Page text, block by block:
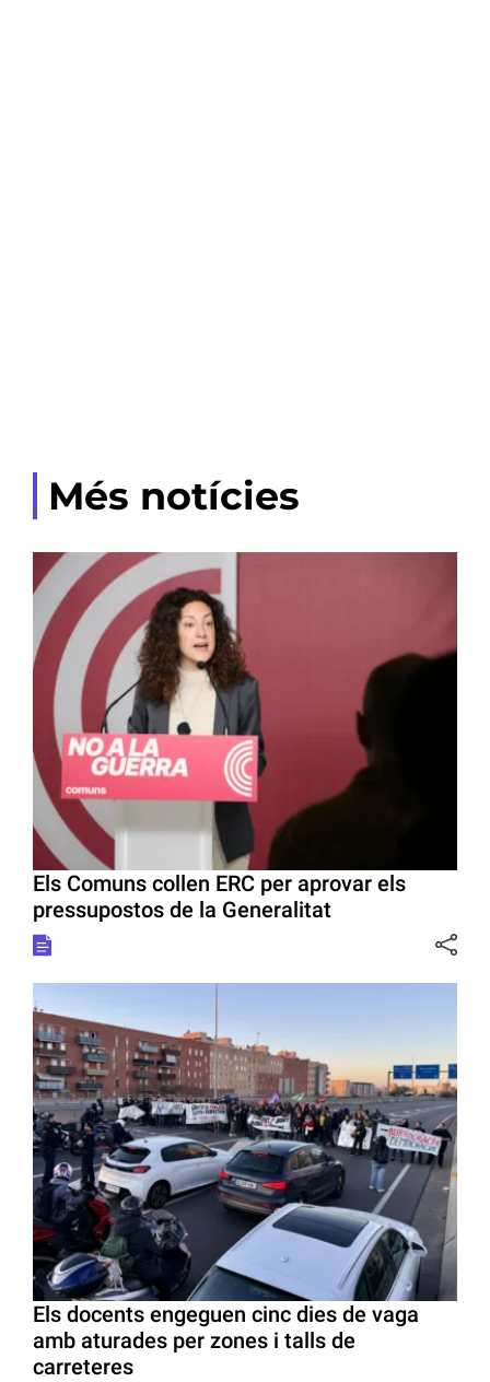
Més notícies
Els Comuns collen ERC per aprovar els
pressupostos de la Generalitat
Els docents engeguen cinc dies de vaga
amb aturades per zones i talls de
carreteres